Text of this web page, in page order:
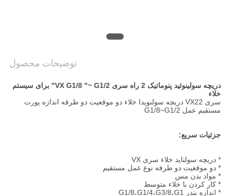
توضیحات محصول
دریچه سولینوئید پنوماتیک 2 راه سری VX G1/8 "~ G1/2" برای سیستم
خلاء
سری VX22 دریچه سولنویدا خلاء دو موقعیت دو طرفه اندازه پورت
مستقیم عمل G1/8~G1/2
جزئیات سریع:
* دریچه سولناید خلاء سری VX
* دو موقعیت دو طرفه نوع عمل مستقیم
* مواد بدن مس
* کار کردن با خلاء متوسط
* اندازه بندر G1/8،G1/4،G3/8،G1